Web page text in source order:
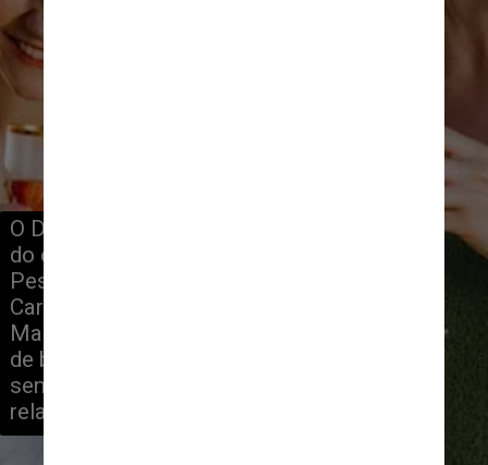
O Dr. Ahmed Tawakol, autor principal
do estudo e codiretor do Centro de
Pesquisa de Imagens
Cardiovasculares do Hospital Geral de
Massachusetts, observou que depois
de beber um pouco de álcool, antes de
sentir o “buzz”, há uma sensação de
relaxamento